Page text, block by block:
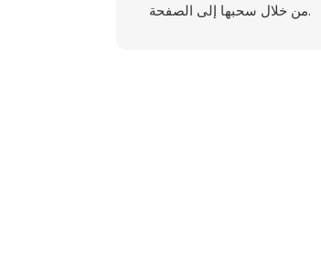
من خلال سحبها إلى الصفحة.